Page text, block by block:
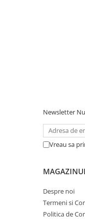
Newsletter
Vreau sa
Despre noi
Termeni si
Politica de